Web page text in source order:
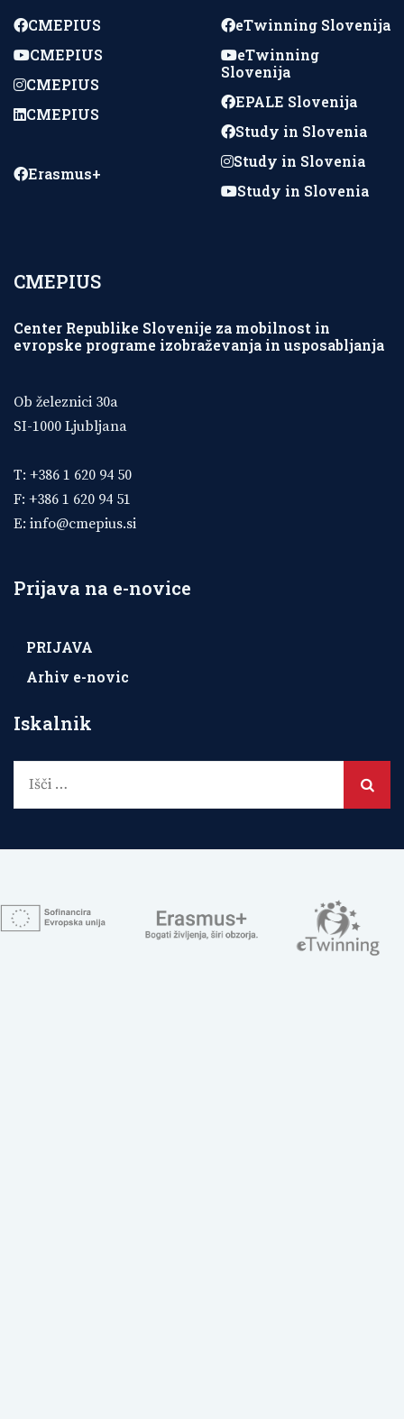
CMEPIUS
CMEPIUS
CMEPIUS
CMEPIUS
Erasmus+
eTwinning Slovenija
eTwinning
Slovenija
EPALE Slovenija
Study in Slovenia
Study in Slovenia
Study in Slovenia
CMEPIUS
Center Republike Slovenije za mobilnost in
evropske programe izobraževanja in usposabljanja
Ob železnici 30a
SI-1000 Ljubljana
T: +386 1 620 94 50
F: +386 1 620 94 51
E: info@cmepius.si
Prijava na e-novice
PRIJAVA
Arhiv e-novic
Iskalnik